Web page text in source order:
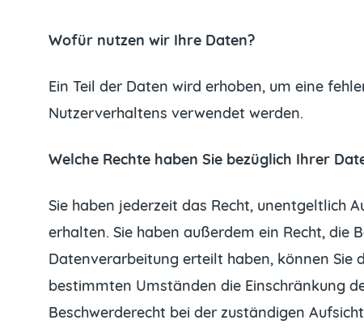
Wofür nutzen wir Ihre Daten?
Ein Teil der Daten wird erhoben, um eine
Nutzerverhaltens verwendet werden.
Welche Rechte haben Sie bezüglich Ihrer
Sie haben jederzeit das Recht, unentgeltlich
erhalten. Sie haben außerdem ein Recht, die
Datenverarbeitung erteilt haben, können Sie
bestimmten Umständen die Einschränkung
Beschwerderecht bei der zuständigen